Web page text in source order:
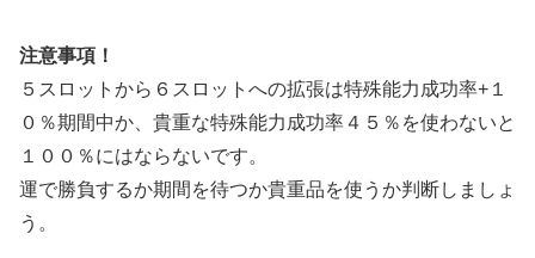
注意事項！
５スロットから６スロットへの拡張は特殊能力成功率+１
０％期間中か、貴重な特殊能力成功率４５％を使わないと
１００％にはならないです。
運で勝負するか期間を待つか貴重品を使うか判断しましょ
う。